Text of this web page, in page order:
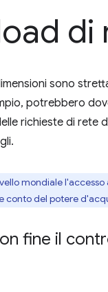
sono
potrebbero
richieste di rete
mondiale l'accesso
conto del potere
fine il